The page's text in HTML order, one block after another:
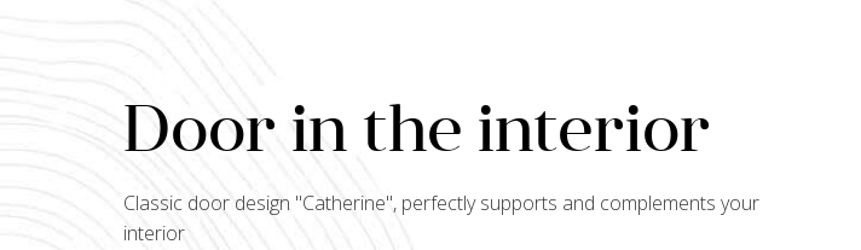
Door in the interior
Classic door design "Catherine", perfectly supports and complements your
interior